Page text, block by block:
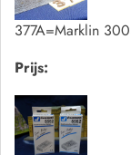
377A=Marklin
Prijs: